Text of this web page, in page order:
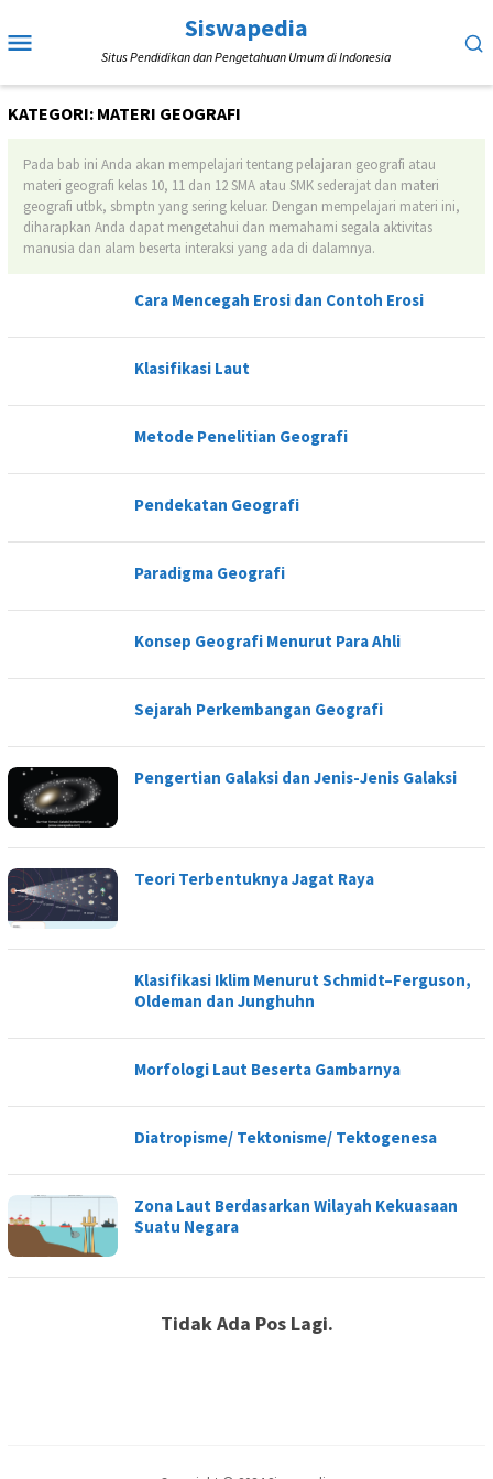
ke
Mobile
Siswapedia
Situs Pendidikan dan Pengetahuan Umum di Indonesia
KATEGORI: MATERI GEOGRAFI
Pada bab ini Anda akan mempelajari tentang pelajaran geografi atau
materi geografi kelas 10, 11 dan 12 SMA atau SMK sederajat dan materi
geografi utbk, sbmptn yang sering keluar. Dengan mempelajari materi ini,
diharapkan Anda dapat mengetahui dan memahami segala aktivitas
manusia dan alam beserta interaksi yang ada di dalamnya.
Cara Mencegah Erosi dan Contoh Erosi
Klasifikasi Laut
Metode Penelitian Geografi
Pendekatan Geografi
Paradigma Geografi
Konsep Geografi Menurut Para Ahli
Sejarah Perkembangan Geografi
Pengertian Galaksi dan Jenis-Jenis Galaksi
Teori Terbentuknya Jagat Raya
Klasifikasi Iklim Menurut Schmidt–Ferguson,
Oldeman dan Junghuhn
Morfologi Laut Beserta Gambarnya
Diatropisme/ Tektonisme/ Tektogenesa
Zona Laut Berdasarkan Wilayah Kekuasaan
Suatu Negara
Tidak Ada Pos Lagi.